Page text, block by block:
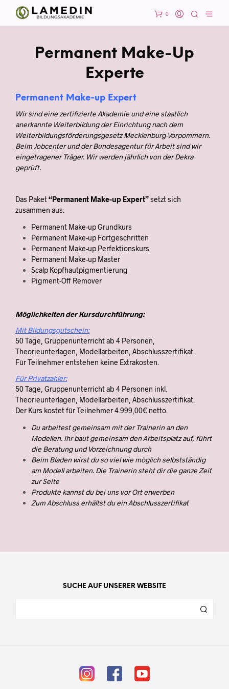
0
Permanent Make-Up
Experte
Permanent Make-up Expert
Wir sind eine zertifizierte Akademie und eine staatlich
anerkannte Weiterbildung der Einrichtung nach dem
Weiterbildungsförderungsgesetz Mecklenburg-Vorpommern.
Beim Jobcenter und der Bundesagentur für Arbeit sind wir
eingetragener Träger. Wir werden jährlich von der Dekra
geprüft.
Das Paket“Permanent Make-up Expert”setzt sich
zusammen aus:
Permanent Make-up Grundkurs
Permanent Make-up Fortgeschritten
Permanent Make-up Perfektionskurs
Permanent Make-up Master
Scalp Kopfhautpigmentierung
Pigment-Off Remover
Möglichkeiten der Kursdurchführung:
Mit Bildungsgutschein:
50 Tage, Gruppenunterricht ab 4 Personen,
Theorieunterlagen, Modellarbeiten, Abschlusszertifikat.
Für Teilnehmer entstehen keine Extrakosten.
Für Privatzahler:
50 Tage, Gruppenunterricht ab 4 Personen inkl.
Theorieunterlagen, Modellarbeiten, Abschlusszertifikat.
Der Kurs kostet für Teilnehmer 4.999,00€ netto.
Du arbeitest gemeinsam mit der Trainerin an den
Modellen. Ihr baut gemeinsam den Arbeitsplatz auf, führt
die Beratung und Vorzeichnung durch
Beim Bladen wirst du so viel wie möglich selbstständig
am Modell arbeiten. Die Trainerin steht dir die ganze Zeit
zur Seite
Produkte kannst du bei uns vor Ort erwerben
Zum Abschluss erhältst du ein Abschlusszertifikat
SUCHE AUF UNSERER WEBSITE